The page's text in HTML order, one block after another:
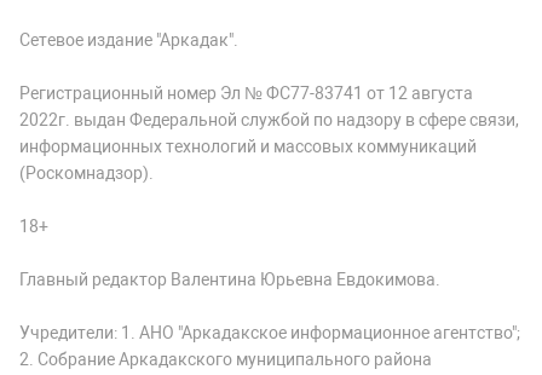
Сетевое издание "Аркадак".
Регистрационный номер Эл № ФС77-83741 от 12 августа
2022г. выдан Федеральной службой по надзору в сфере связи,
информационных технологий и массовых коммуникаций
(Роскомнадзор).
18+
Главный редактор Валентина Юрьевна Евдокимова.
Учредители: 1. АНО "Аркадакское информационное агентство";
2. Собрание Аркадакского муниципального района